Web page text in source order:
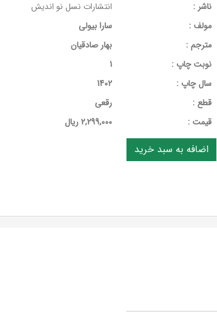
ناشر :
انتشارات نسل نو اندیش
مولف :
سارا بیولی
مترجم :
بهار صادقیان
نوبت چاپ :
1
سال چاپ :
1402
قطع :
رقعی
قيمت :
2,299,000 ریال